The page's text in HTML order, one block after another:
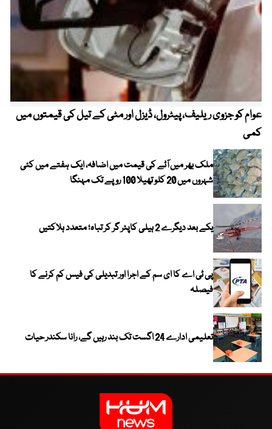
عوام کو جزوی ریلیف، پیٹرول، ڈیزل اور مٹی کے تیل کی قیمتوں میں
کمی
ملک بھر میں آٹے کی قیمت میں اضافہ، ایک ہفتے میں کئی
شہروں میں 20 کلو تھیلا 100 روپے تک مہنگا
یکے بعد دیگرے 2 ہیلی کاپٹر گر کر تباہ؛ متعدد ہلاکتیں
پی ٹی اے کا ای سم کے اجرا اور تبدیلی کی فیس کم کرنے کا
فیصلہ
تعلیمی ادارے 24 اگست تک بند رہیں گے، رانا سکندر حیات